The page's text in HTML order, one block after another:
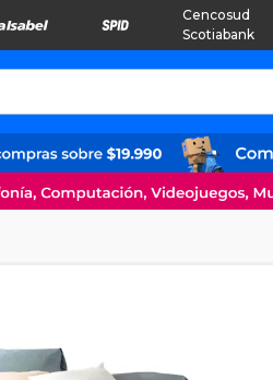
Cencosud
Scotiabank